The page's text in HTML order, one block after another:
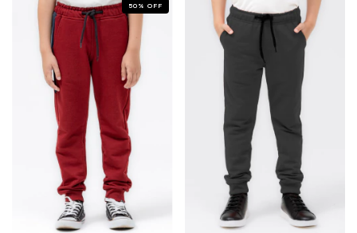
50 % OFF